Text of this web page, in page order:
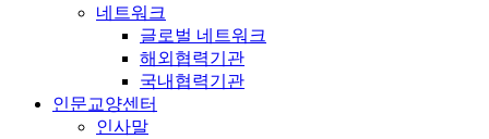
네트워크
글로벌 네트워크
해외협력기관
국내협력기관
인문교양센터
인사말